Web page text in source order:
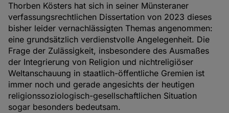
Thorben Kösters hat sich in seiner Münsteraner
verfassungsrechtlichen Dissertation von 2023 dieses
bisher leider vernachlässigten Themas angenommen:
eine grundsätzlich verdienstvolle Angelegenheit. Die
Frage der Zulässigkeit, insbesondere des Ausmaßes
der Integrierung von Religion und nichtreligiöser
Weltanschauung in staatlich-öffentliche Gremien ist
immer noch und gerade angesichts der heutigen
religionssoziologisch-gesellschaftlichen Situation
sogar besonders bedeutsam.